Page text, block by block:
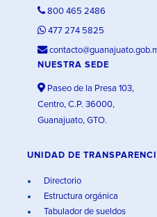
800 465 2486
477 274 5825
NUESTRA SEDE
Paseo de la Presa 103,
Centro, C.P. 36000,
Guanajuato, GTO.
UNIDAD DE
Directorio
Estructura orgánica
Tabulador de sueldos